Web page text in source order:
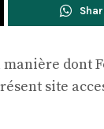
dont
site